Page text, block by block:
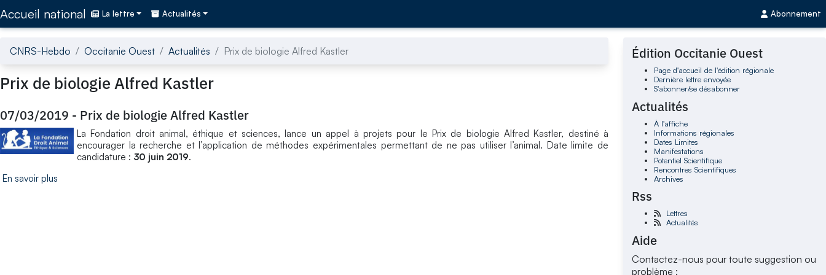
Accueil national La lettre Actualités Abonnement
CNRS-Hebdo Occitanie Ouest Actualités Prix de biologie Alfred Kastler
Prix de biologie Alfred Kastler
07/03/2019 - Prix de biologie Alfred Kastler
La Fondation droit animal, éthique et sciences, lance un appel à projets pour le Prix de biologie Alfred Kastler, destiné à
encourager la recherche et l’application de méthodes expérimentales permettant de ne pas utiliser l’animal. Date limite de
candidature : 30 juin 2019.
En savoir plus
Édition Occitanie Ouest
Page d'accueil de l'édition régionale
Dernière lettre envoyée
S'abonner/se désabonner
Actualités
À l'affiche
Informations régionales
Dates Limites
Manifestations
Potentiel Scientifique
Rencontres Scientifiques
Archives
Rss
Lettres
Actualités
Aide
Contactez-nous pour toute suggestion ou
problème :